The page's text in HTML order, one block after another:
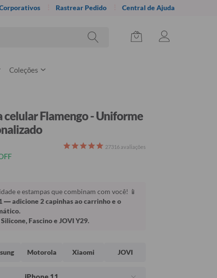
Rastrear Pedido Central de Ajuda
Coleções
celular Flamengo - Uniforme
27316 avaliações
e estampas que combinam com você! 📱
— adicione 2 capinhas ao carrinho e o
Fascino e JOVI Y29.
Motorola Xiaomi JOVI